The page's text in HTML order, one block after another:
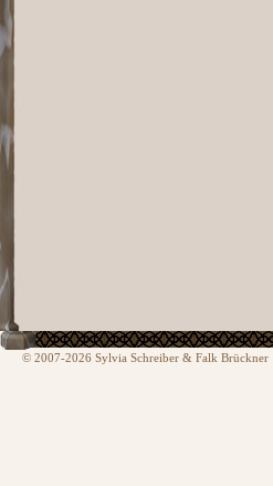
© 2007-2026 Sylvia Schreiber & Falk Brückner